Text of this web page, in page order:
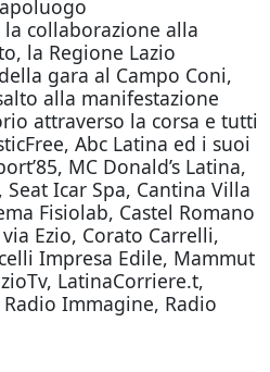
collaborazione alla
la Regione Lazio
gara al Campo Coni,
alla manifestazione
attraverso la corsa e tutti
Abc Latina ed i suoi
MC Donald’s Latina,
Icar Spa, Cantina Villa
Fisiolab, Castel Romano
Ezio, Corato Carrelli,
Impresa Edile, Mammut
LatinaCorriere.t,
Immagine, Radio